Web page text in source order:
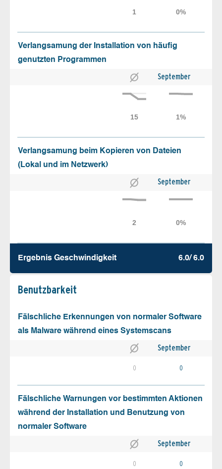
Verlangsamung der Installation von häufig
genutzten Programmen
September
Verlangsamung beim Kopieren von Dateien
(Lokal und im Netzwerk)
September
Ergebnis Geschw­indigkeit 6.0/ 6.0
Benutz­barkeit
Fälschliche Erkennungen von normaler Software
als Malware während eines Systemscans
September
0 0
Fälschliche Warnungen vor bestimmten Aktionen
während der Installation und Benutzung von
normaler Software
September
0 0